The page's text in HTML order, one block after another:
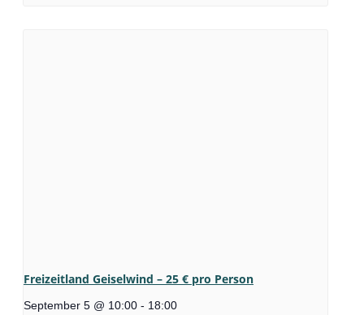
Freizeitland Geiselwind – 25 € pro Person
September 5 @ 10:00 - 18:00